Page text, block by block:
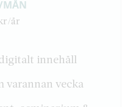
MÅN
år
innehåll
varannan vecka